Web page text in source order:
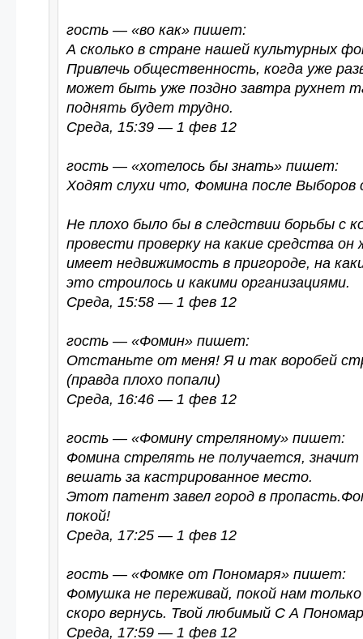
гость — «во как» пишет:
А сколько в стране нашей культурных
Привлечь общественность, когда уже
может быть уже поздно завтра рухнет
поднять будет трудно.
Среда, 15:39 — 1 фев 12
гость — «хотелось бы знать» пишет:
Ходят слухи что, Фомина после Выборов
Не плохо было бы в следствии борьбы с
провести проверку на какие средства он
имеет недвижимость в пригороде, на
это строилось и какими организациями.
Среда, 15:58 — 1 фев 12
гость — «Фомин» пишет:
Отстаньте от меня! Я и так воробей
(правда плохо попали)
Среда, 16:46 — 1 фев 12
гость — «Фомину стреляному» пишет:
Фомина стрелять не получается, значит
вешать за кастрированное место.
Этот патент завел город в
покой!
Среда, 17:25 — 1 фев 12
гость — «Фомке от Пономаря» пишет:
Фомушка не переживай, покой нам
скоро вернусь. Твой любимый С А
Среда, 17:59 — 1 фев 12